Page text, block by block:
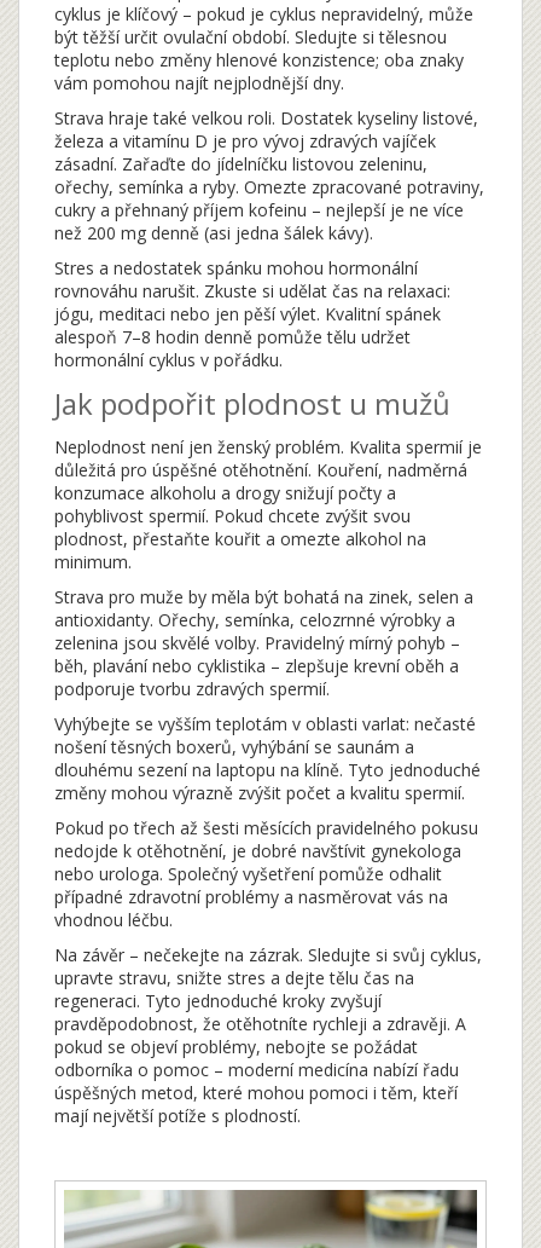
cyklus je klíčový – pokud je cyklus nepravidelný, může
být těžší určit ovulační období. Sledujte si tělesnou
teplotu nebo změny hlenové konzistence; oba znaky
vám pomohou najít nejplodnější dny.
Strava hraje také velkou roli. Dostatek kyseliny listové,
železa a vitamínu D je pro vývoj zdravých vajíček
zásadní. Zařaďte do jídelníčku listovou zeleninu,
ořechy, semínka a ryby. Omezte zpracované potraviny,
cukry a přehnaný příjem kofeinu – nejlepší je ne více
než 200 mg denně (asi jedna šálek kávy).
Stres a nedostatek spánku mohou hormonální
rovnováhu narušit. Zkuste si udělat čas na relaxaci:
jógu, meditaci nebo jen pěší výlet. Kvalitní spánek
alespoň 7–8 hodin denně pomůže tělu udržet
hormonální cyklus v pořádku.
Jak podpořit plodnost u mužů
Neplodnost není jen ženský problém. Kvalita spermií je
důležitá pro úspěšné otěhotnění. Kouření, nadměrná
konzumace alkoholu a drogy snižují počty a
pohyblivost spermií. Pokud chcete zvýšit svou
plodnost, přestaňte kouřit a omezte alkohol na
minimum.
Strava pro muže by měla být bohatá na zinek, selen a
antioxidanty. Ořechy, semínka, celozrnné výrobky a
zelenina jsou skvělé volby. Pravidelný mírný pohyb –
běh, plavání nebo cyklistika – zlepšuje krevní oběh a
podporuje tvorbu zdravých spermií.
Vyhýbejte se vyšším teplotám v oblasti varlat: nečasté
nošení těsných boxerů, vyhýbání se saunám a
dlouhému sezení na laptopu na klíně. Tyto jednoduché
změny mohou výrazně zvýšit počet a kvalitu spermií.
Pokud po třech až šesti měsících pravidelného pokusu
nedojde k otěhotnění, je dobré navštívit gynekologa
nebo urologa. Společný vyšetření pomůže odhalit
případné zdravotní problémy a nasměrovat vás na
vhodnou léčbu.
Na závěr – nečekejte na zázrak. Sledujte si svůj cyklus,
upravte stravu, snižte stres a dejte tělu čas na
regeneraci. Tyto jednoduché kroky zvyšují
pravděpodobnost, že otěhotníte rychleji a zdravěji. A
pokud se objeví problémy, nebojte se požádat
odborníka o pomoc – moderní medicína nabízí řadu
úspěšných metod, které mohou pomoci i těm, kteří
mají největší potíže s plodností.